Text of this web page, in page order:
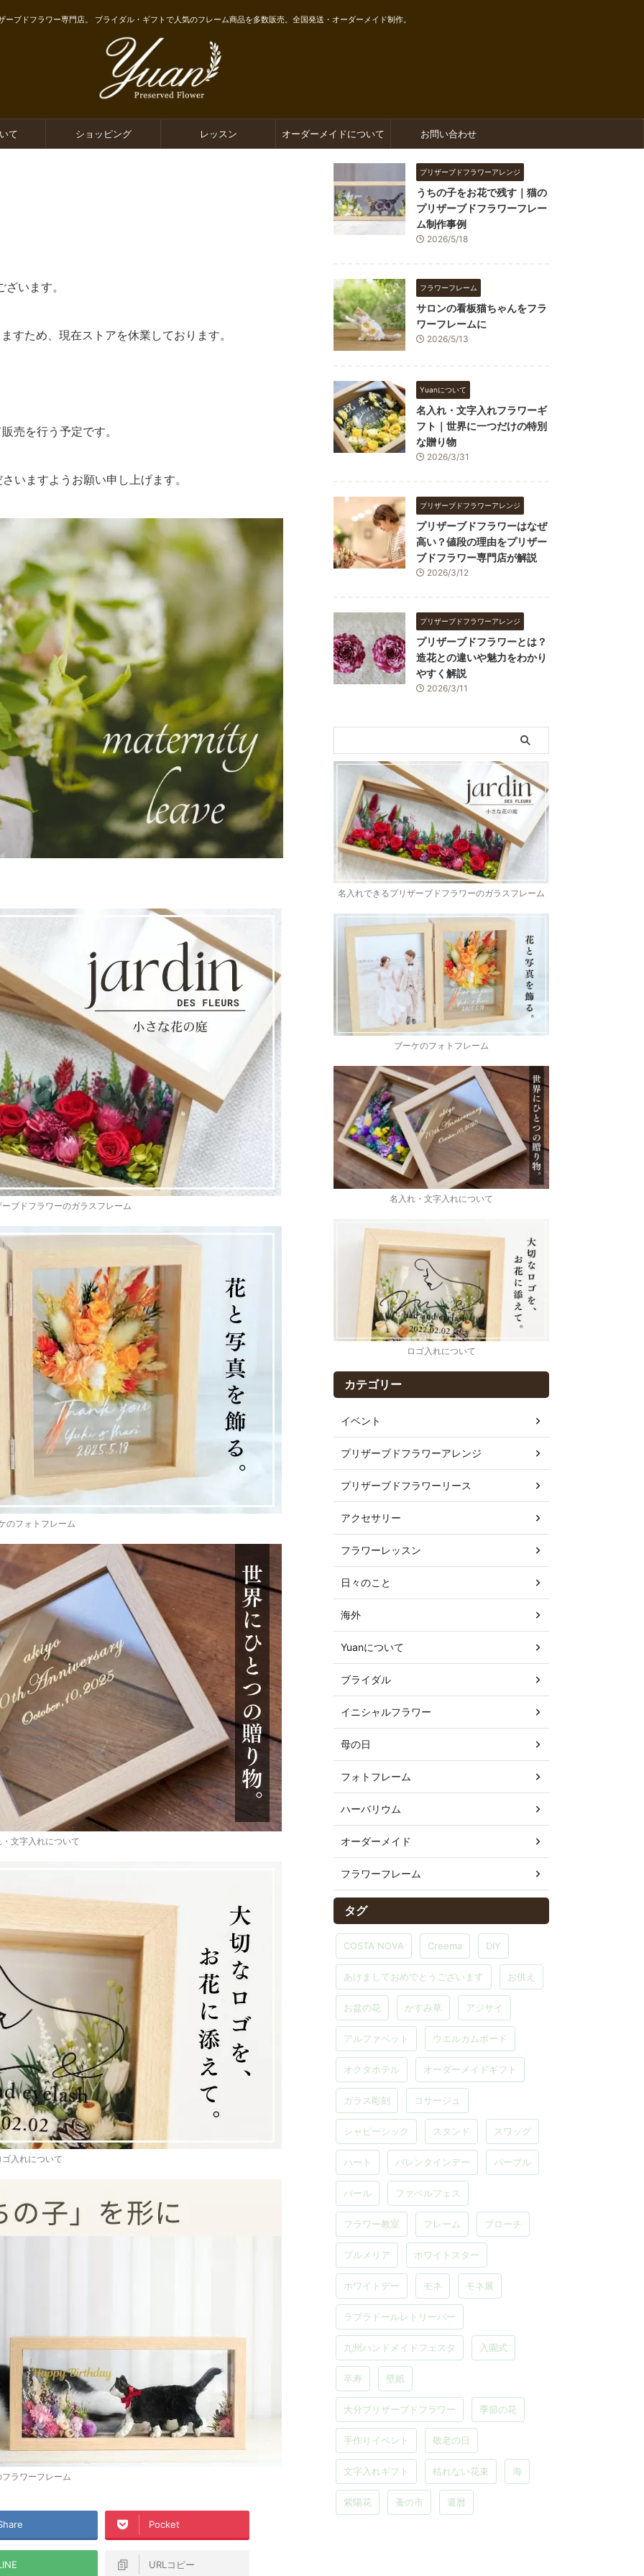
ーブドフラワー専門店。 ブライダル・ギフトで人気のフレーム商品を多数販売。全国発送・オーダーメイド制作。
て ショッピング レッスン オーダーメイドについて お問い合わせ
います。
すため、現在ストアを休業しております。
売を行う予定です。
いますようお願い申し上げます。
ブドフラワーのガラスフレーム
のフォトフレーム
文字入れについて
ゴ入れについて
フラワーフレーム
Pocket
URLコピー
プリザーブドフラワーアレンジ
うちの子をお花で残す｜猫の
プリザーブドフラワーフレー
ム制作事例
2026/5/18
フラワーフレーム
サロンの看板猫ちゃんをフラ
ワーフレームに
2026/5/13
Yuanについて
名入れ・文字入れフラワーギ
フト｜世界に一つだけの特別
な贈り物
2026/3/31
プリザーブドフラワーアレンジ
プリザーブドフラワーはなぜ
高い？値段の理由をプリザー
ブドフラワー専門店が解説
2026/3/12
プリザーブドフラワーアレンジ
プリザーブドフラワーとは？
造花との違いや魅力をわかり
やすく解説
2026/3/11
名入れできるプリザーブドフラワーのガラスフレーム
ブーケのフォトフレーム
名入れ・文字入れについて
ロゴ入れについて
カテゴリー
イベント
プリザーブドフラワーアレンジ
プリザーブドフラワーリース
アクセサリー
フラワーレッスン
日々のこと
海外
Yuanについて
ブライダル
イニシャルフラワー
母の日
フォトフレーム
ハーバリウム
オーダーメイド
フラワーフレーム
タグ
COSTA NOVA Creema DIY
あけましておめでとうございます お供え
お盆の花 かすみ草 アジサイ
アルファベット ウエルカムボード
オクタホテル オーダーメイドギフト
ガラス彫刻 コサージュ
シャビーシック スタンド スワッグ
ハート バレンタインデー パープル
パール ファベルフェス
フラワー教室 フレーム ブローチ
プルメリア ホワイトスター
ホワイトデー モネ モネ展
ラブラドールレトリーバー
九州ハンドメイドフェスタ 入園式
卒寿 壁紙
大分プリザーブドフラワー 季節の花
手作りイベント 敬老の日
文字入れギフト 枯れない花束 海
紫陽花 蚤の市 還暦